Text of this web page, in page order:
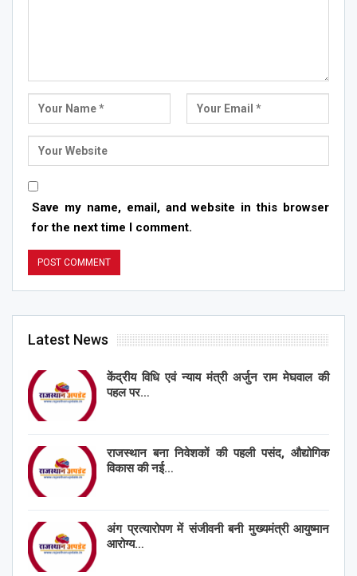
Save my name, email, and website in this browser
for the next time I comment.
Latest News
केंद्रीय विधि एवं न्याय मंत्री अर्जुन राम मेघवाल की
पहल पर…
राजस्थान बना निवेशकों की पहली पसंद, औद्योगिक
विकास की नई…
अंग प्रत्यारोपण में संजीवनी बनी मुख्यमंत्री आयुष्मान
आरोग्य…